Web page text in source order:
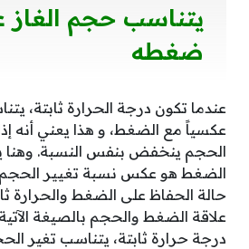
يتناسب حجم الغاز
ضغطه
عندما تكون درجة الحرارة ثابتة،
عكسياً مع الضغط، و هذا يعني أنه
الحجم ينخفض بنفس النسبة. وهنا
الضغط هو عكس نسبة تغيير
حالة الحفاظ على الضغط والحرارة
درجة حرارة ثابتة، يتناسب تغير